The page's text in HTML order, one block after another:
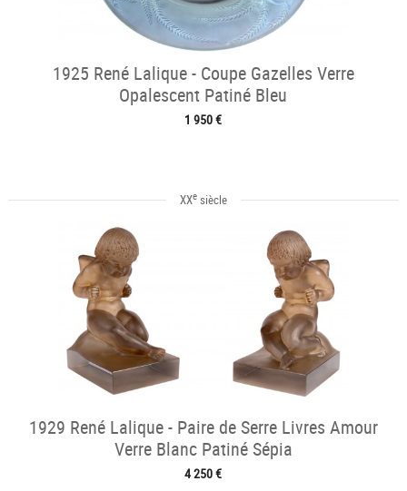
1925 René Lalique - Coupe Gazelles Verre
Opalescent Patiné Bleu
1 950 €
XXesiècle
1929 René Lalique - Paire de Serre Livres Amour
Verre Blanc Patiné Sépia
4 250 €